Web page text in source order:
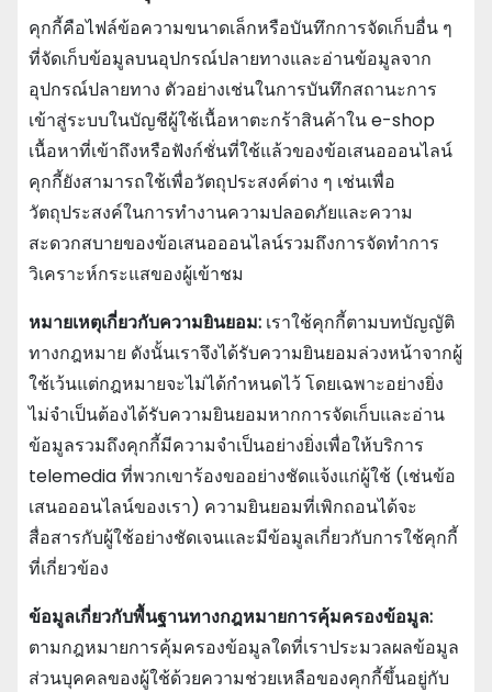
คุกกี้คือไฟล์ข้อความขนาดเล็กหรือบันทึกการจัดเก็บอื่น ๆ
ที่จัดเก็บข้อมูลบนอุปกรณ์ปลายทางและอ่านข้อมูลจาก
อุปกรณ์ปลายทาง ตัวอย่างเช่นในการบันทึกสถานะการ
เข้าสู่ระบบในบัญชีผู้ใช้เนื้อหาตะกร้าสินค้าใน e-shop
เนื้อหาที่เข้าถึงหรือฟังก์ชั่นที่ใช้แล้วของข้อเสนอออนไลน์
คุกกี้ยังสามารถใช้เพื่อวัตถุประสงค์ต่าง ๆ เช่นเพื่อ
วัตถุประสงค์ในการทํางานความปลอดภัยและความ
สะดวกสบายของข้อเสนอออนไลน์รวมถึงการจัดทําการ
วิเคราะห์กระแสของผู้เข้าชม
หมายเหตุเกี่ยวกับความยินยอม: เราใช้คุกกี้ตามบทบัญญัติ
ทางกฎหมาย ดังนั้นเราจึงได้รับความยินยอมล่วงหน้าจากผู้
ใช้เว้นแต่กฎหมายจะไม่ได้กําหนดไว้ โดยเฉพาะอย่างยิ่ง
ไม่จําเป็นต้องได้รับความยินยอมหากการจัดเก็บและอ่าน
ข้อมูลรวมถึงคุกกี้มีความจําเป็นอย่างยิ่งเพื่อให้บริการ
telemedia ที่พวกเขาร้องขออย่างชัดแจ้งแก่ผู้ใช้ (เช่นข้อ
เสนอออนไลน์ของเรา) ความยินยอมที่เพิกถอนได้จะ
สื่อสารกับผู้ใช้อย่างชัดเจนและมีข้อมูลเกี่ยวกับการใช้คุกกี้
ที่เกี่ยวข้อง
ข้อมูลเกี่ยวกับพื้นฐานทางกฎหมายการคุ้มครองข้อมูล:
ตามกฎหมายการคุ้มครองข้อมูลใดที่เราประมวลผลข้อมูล
ส่วนบุคคลของผู้ใช้ด้วยความช่วยเหลือของคุกกี้ขึ้นอยู่กับ